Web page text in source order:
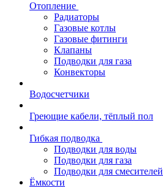
Отопление
Радиаторы
Газовые котлы
Газовые фитинги
Клапаны
Подводки для газа
Конвекторы
Водосчетчики
Греющие кабели, тёплый пол
Гибкая подводка
Подводки для воды
Подводки для газа
Подводки для смесителей
Ёмкости